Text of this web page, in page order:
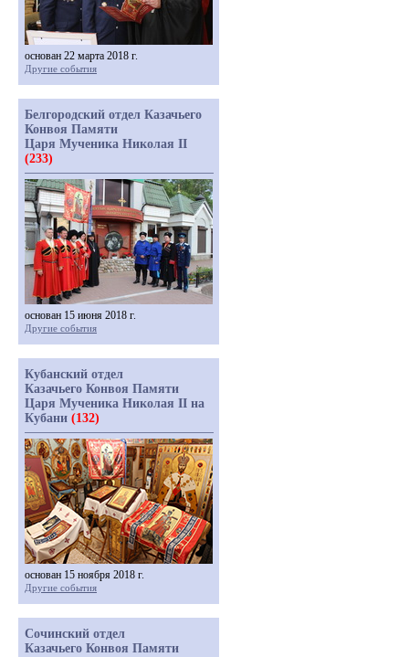
основан 22 марта 2018 г.
Другие события
Белгородский отдел Казачьего
Конвоя Памяти
Царя Мученика Николая II
(233)
основан 15 июня 2018 г.
Другие события
Кубанский отдел
Казачьего Конвоя Памяти
Царя Мученика Николая II на
Кубани (132)
основан 15 ноября 2018 г.
Другие события
Сочинский отдел
Казачьего Конвоя Памяти